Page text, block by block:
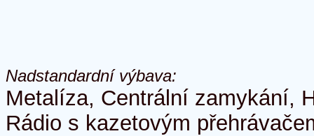
Nadstandardní výbava:
Metalíza, Centrální zamykání,
Rádio s kazetovým